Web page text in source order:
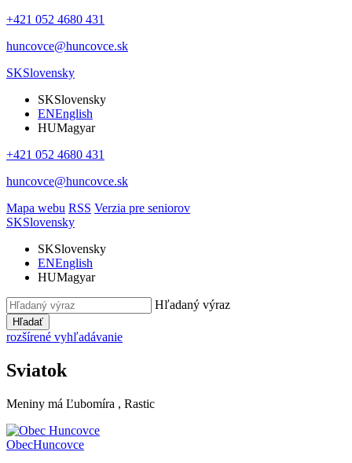
+421 052 4680 431
huncovce@huncovce.sk
SKSlovensky
SKSlovensky
ENEnglish
HUMagyar
+421 052 4680 431
huncovce@huncovce.sk
Mapa webu RSS Verzia pre seniorov
SKSlovensky
SKSlovensky
ENEnglish
HUMagyar
Hľadaný výraz
Hľadať
rozšírené vyhľadávanie
Sviatok
Meniny má Ľubomíra , Rastic
ObecHuncovce